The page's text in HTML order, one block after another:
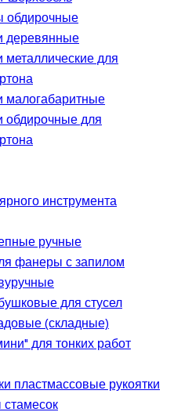
деревянные
металлические для
малогабаритные
обдирочные для
инструмента
ручные
фанеры с запилом
для стусел
(складные)
для тонких работ
пластмассовые рукоятки